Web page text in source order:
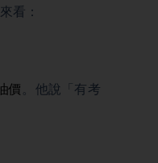
看：
價 。他說「有考